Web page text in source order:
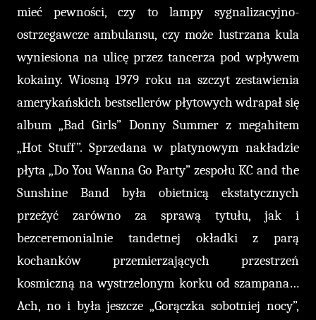
mieć pewności, czy to lampy sygnalizacyjno-
ostrzegawcze ambulansu, czy może lustrzana kula
wyniesiona na ulicę przez tancerza pod wpływem
kokainy. Wiosną 1979 roku na szczyt zestawienia
amerykańskich bestsellerów płytowych wdrapał się
album „Bad Girls” Donny Summer z megahitem
„Hot Stuff”. Sprzedana w platynowym nakładzie
płyta „Do You Wanna Go Party” zespołu KC and the
Sunshine Band była obietnicą ekstatycznych
przeżyć zarówno za sprawą tytułu, jak i
bezceremonialnie tandetnej okładki z parą
kochanków przemierzających przestrzeń
kosmiczną na wystrzelonym korku od szampana…
Ach, no i była jeszcze „Gorączka sobotniej nocy”,